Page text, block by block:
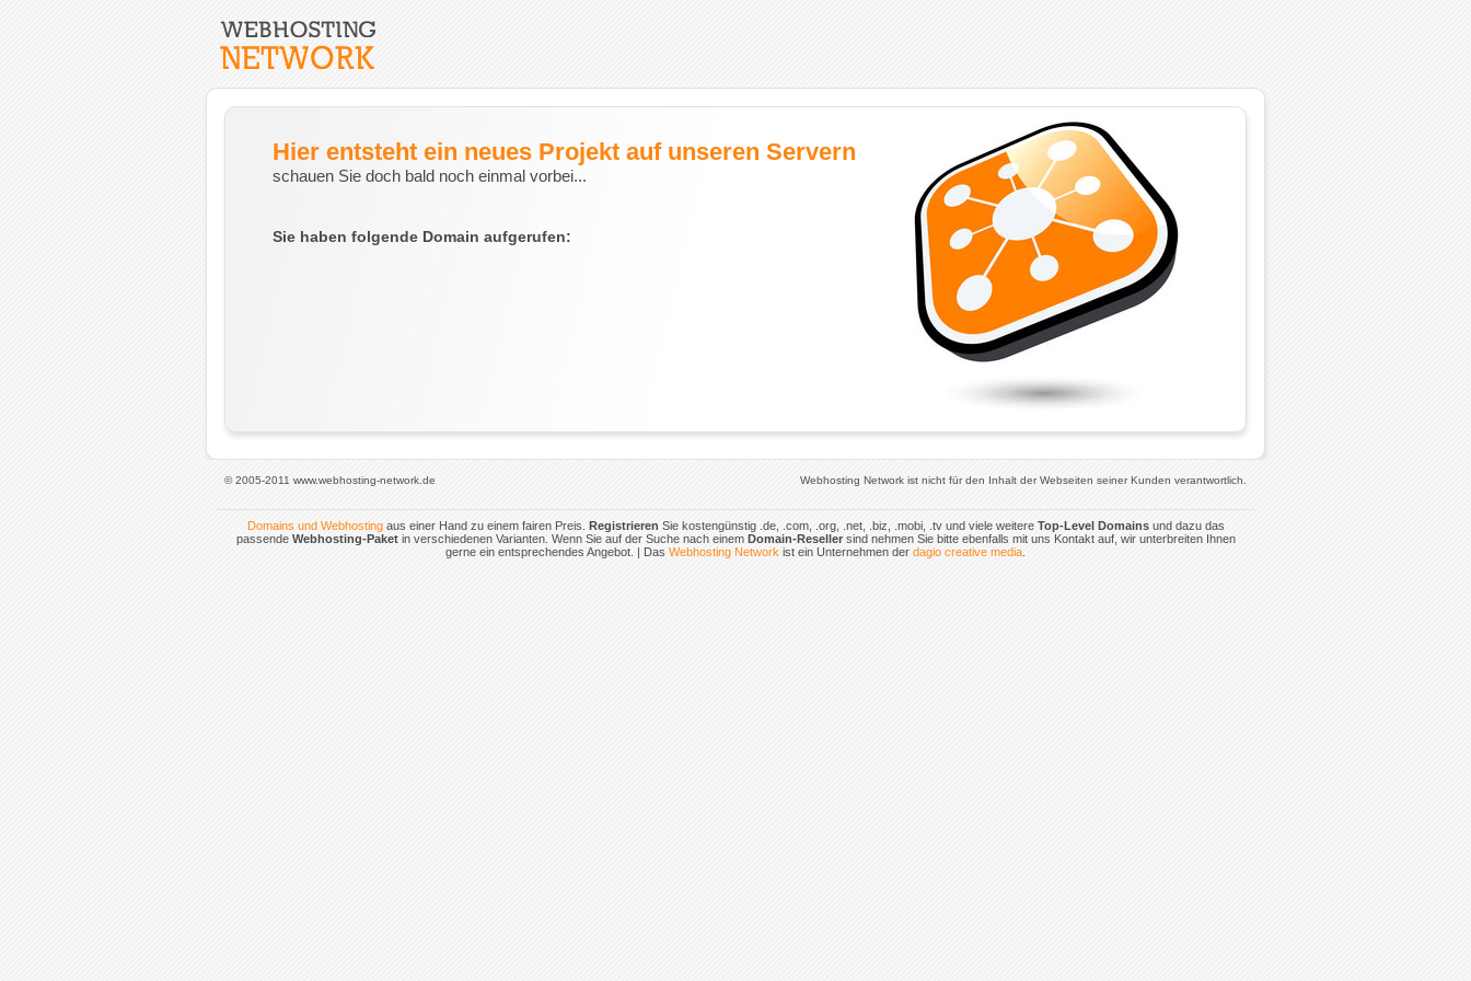
Hier entsteht ein neues Projekt auf unseren Servern
schauen Sie doch bald noch einmal vorbei...
Sie haben folgende Domain aufgerufen:
© 2005-2011 www.webhosting-network.de Webhosting Network ist nicht für den Inhalt der Webseiten seiner Kunden verantwortlich.
Domains und Webhostingaus einer Hand zu einem fairen Preis. Registrieren Sie kostengünstig .de, .com, .org, .net, .biz, .mobi, .tv und viele weitere Top-Level Domainsund dazu das
passende Webhosting-Paketin verschiedenen Varianten. Wenn Sie auf der Suche nach einem Domain-Resellersind nehmen Sie bitte ebenfalls mit uns Kontakt auf, wir unterbreiten Ihnen
gerne ein entsprechendes Angebot. | Das Webhosting Network ist ein Unternehmen der dagio creative media